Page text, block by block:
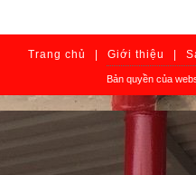
Trang chủ Giới thiệu
Bản quyền của